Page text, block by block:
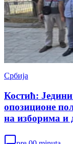
Србија
Костић: Једини
опозиционе
на изборима и